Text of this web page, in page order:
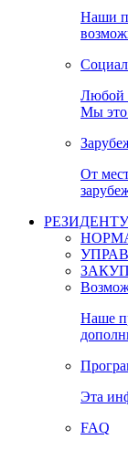
Наши
Любой
Мы
От
РЕЗИДЕНТУ
Наше
Эта
FAQ